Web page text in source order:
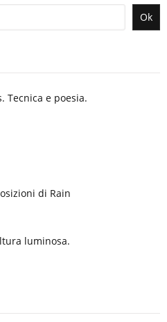
Ok
Tecnica e poesia.
di Rain
luminosa.